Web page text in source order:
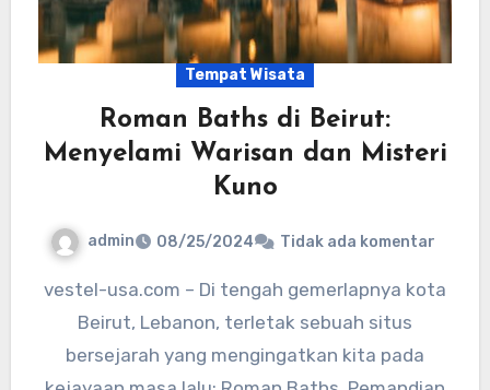
Tempat Wisata
Roman Baths di Beirut:
Menyelami Warisan dan Misteri
Kuno
admin 08/25/2024 Tidak ada komentar
vestel-usa.com – Di tengah gemerlapnya kota
Beirut, Lebanon, terletak sebuah situs
bersejarah yang mengingatkan kita pada